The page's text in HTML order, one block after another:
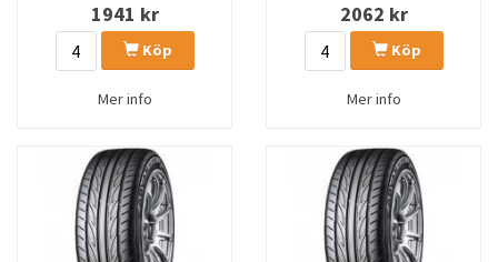
1941 kr
Köp
Mer info
2062 kr
Köp
Mer info